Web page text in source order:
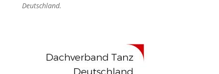
Deutschland.